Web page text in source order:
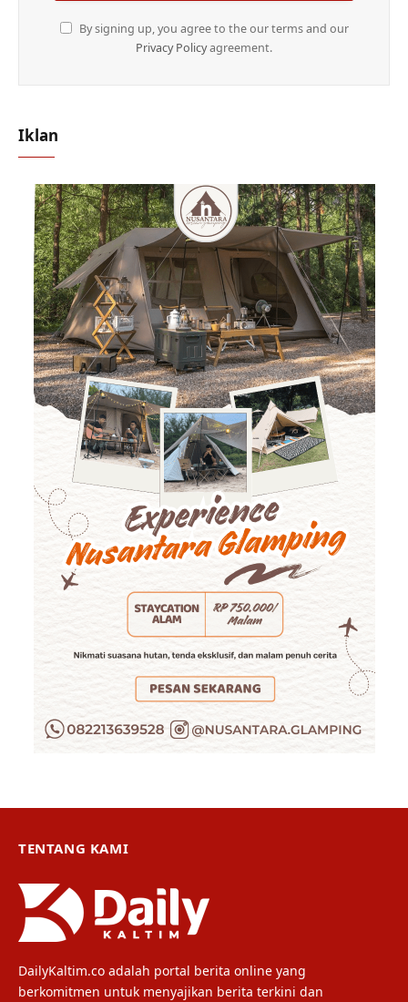
By signing up, you agree to the our terms and our
Privacy Policyagreement.
Iklan
TENTANG KAMI
DailyKaltim.co adalah portal berita online yang
berkomitmen untuk menyajikan berita terkini dan